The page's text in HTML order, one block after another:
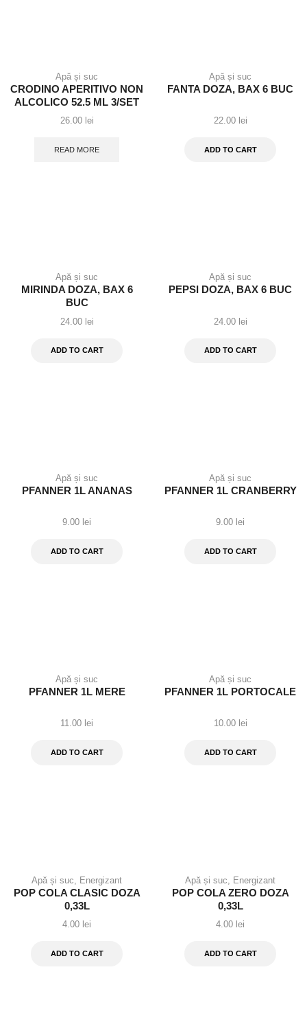
Apă și suc
CRODINO APERITIVO NON
ALCOLICO 52.5 ML 3/SET
26.00 lei
READ MORE
Apă și suc
FANTA DOZA, BAX 6 BUC
22.00 lei
ADD TO CART
Apă și suc
MIRINDA DOZA, BAX 6
BUC
24.00 lei
ADD TO CART
Apă și suc
PEPSI DOZA, BAX 6 BUC
24.00 lei
ADD TO CART
Apă și suc
PFANNER 1L ANANAS
9.00 lei
ADD TO CART
Apă și suc
PFANNER 1L CRANBERRY
9.00 lei
ADD TO CART
Apă și suc
PFANNER 1L MERE
11.00 lei
ADD TO CART
Apă și suc
PFANNER 1L PORTOCALE
10.00 lei
ADD TO CART
Apă și suc Energizant
POP COLA CLASIC DOZA
0,33L
4.00 lei
ADD TO CART
Apă și suc Energizant
POP COLA ZERO DOZA
0,33L
4.00 lei
ADD TO CART